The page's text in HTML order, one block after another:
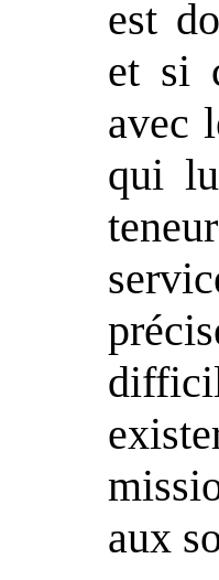
est
et si
avec
qui
aux